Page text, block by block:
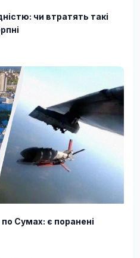
чи втратять такі
Сумах: є поранені